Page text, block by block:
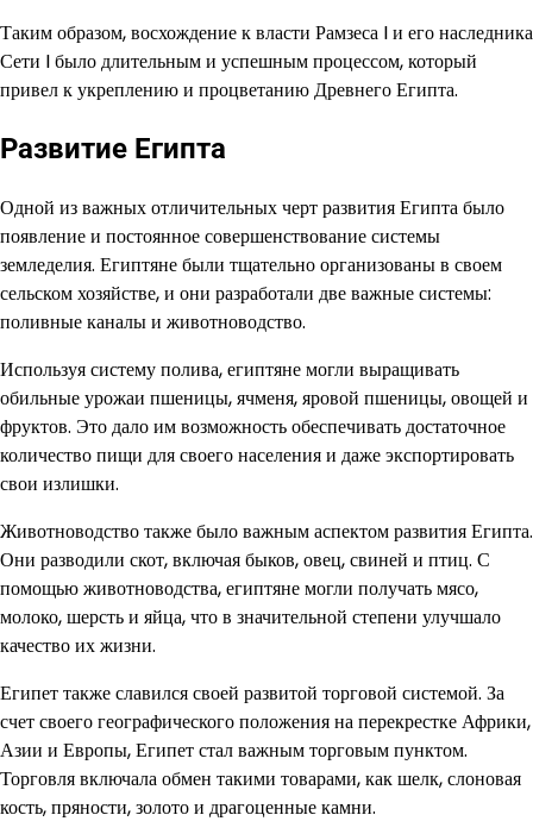
Таким образом, восхождение к власти Рамзеса I и его наследника
Сети I было длительным и успешным процессом, который
привел к укреплению и процветанию Древнего Египта.
Развитие Египта
Одной из важных отличительных черт развития Египта было
появление и постоянное совершенствование системы
земледелия. Египтяне были тщательно организованы в своем
сельском хозяйстве, и они разработали две важные системы:
поливные каналы и животноводство.
Используя систему полива, египтяне могли выращивать
обильные урожаи пшеницы, ячменя, яровой пшеницы, овощей и
фруктов. Это дало им возможность обеспечивать достаточное
количество пищи для своего населения и даже экспортировать
свои излишки.
Животноводство также было важным аспектом развития Египта.
Они разводили скот, включая быков, овец, свиней и птиц. С
помощью животноводства, египтяне могли получать мясо,
молоко, шерсть и яйца, что в значительной степени улучшало
качество их жизни.
Египет также славился своей развитой торговой системой. За
счет своего географического положения на перекрестке Африки,
Азии и Европы, Египет стал важным торговым пунктом.
Торговля включала обмен такими товарами, как шелк, слоновая
кость, пряности, золото и драгоценные камни.